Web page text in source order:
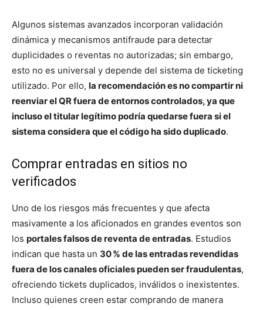
Algunos sistemas avanzados incorporan validación
dinámica y mecanismos antifraude para detectar
duplicidades o reventas no autorizadas; sin embargo,
esto no es universal y depende del sistema de ticketing
utilizado. Por ello, la recomendación es no compartir ni
reenviar el QR fuera de entornos controlados, ya que
incluso el titular legítimo podría quedarse fuera si el
sistema considera que el código ha sido duplicado.
Comprar entradas en sitios no
verificados
Uno de los riesgos más frecuentes y que afecta
masivamente a los aficionados en grandes eventos son
los portales falsos de reventa de entradas. Estudios
indican que hasta un 30 % de las entradas revendidas
fuera de los canales oficiales pueden ser fraudulentas,
ofreciendo tickets duplicados, inválidos o inexistentes.
Incluso quienes creen estar comprando de manera